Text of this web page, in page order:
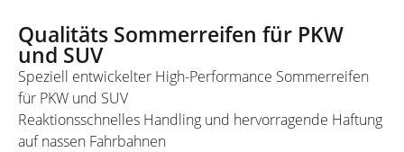
Qualitäts Sommerreifen für PKW
und SUV
Speziell entwickelter High-Performance Sommerreifen
für PKW und SUV
Reaktionsschnelles Handling und hervorragende Haftung
auf nassen Fahrbahnen